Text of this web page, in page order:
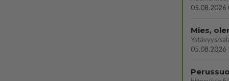
05.08.2026
Mies,
Ystävyys/
05.08.2026